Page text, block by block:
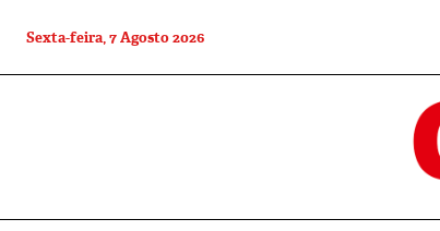
Sexta-feira, 7 Agosto 2026